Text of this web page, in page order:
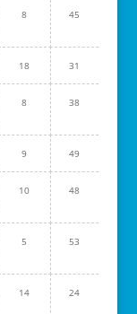
8 45
18 31
8 38
9 49
10 48
5 53
14 24